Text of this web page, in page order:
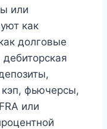
или
как
долговые
дебиторская
кэп, фьючерсы,
или